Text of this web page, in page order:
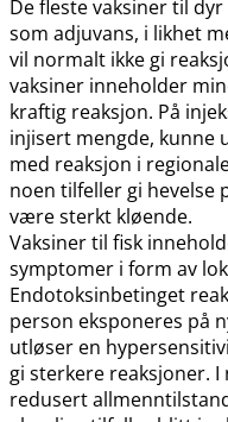
De fleste vaksiner til
som adjuvans, i likhet
vil normalt ikke gi
vaksiner inneholder
kraftig reaksjon. På
injisert mengde, kunne
med reaksjon i
noen tilfeller gi hevelse
være sterkt kløende.
Vaksiner til fisk
symptomer i form av
Endotoksinbetinget
person eksponeres på
utløser en
gi sterkere reaksjoner.
redusert